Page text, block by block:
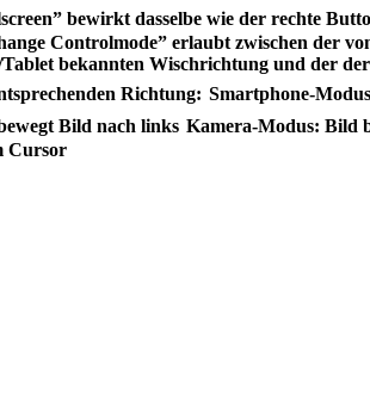
bewirkt dasselbe wie der rechte
Controlmode” erlaubt zwischen der
bekannten Wischrichtung und der der
Richtung: Smartphone-
Bild nach links Kamera-Modus: Bild
Cursor